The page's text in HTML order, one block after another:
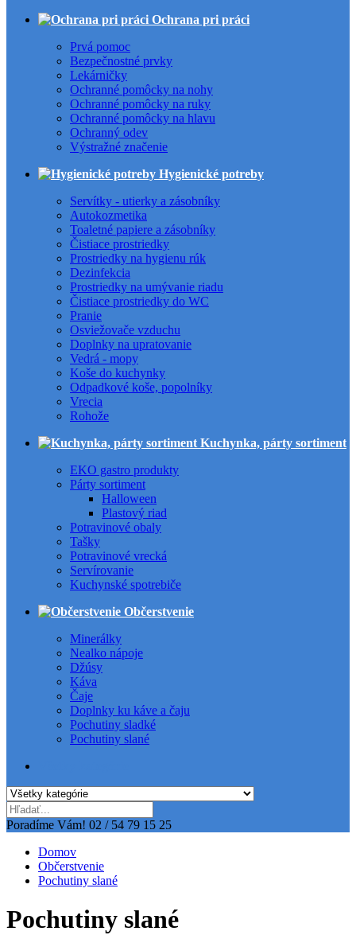
Ochrana pri práci
Prvá pomoc
Bezpečnostné prvky
Lekárničky
Ochranné pomôcky na nohy
Ochranné pomôcky na ruky
Ochranné pomôcky na hlavu
Ochranný odev
Výstražné značenie
Hygienické potreby
Servítky - utierky a zásobníky
Autokozmetika
Toaletné papiere a zásobníky
Čistiace prostriedky
Prostriedky na hygienu rúk
Dezinfekcia
Prostriedky na umývanie riadu
Čistiace prostriedky do WC
Pranie
Osviežovače vzduchu
Doplnky na upratovanie
Vedrá - mopy
Koše do kuchynky
Odpadkové koše, popolníky
Vrecia
Rohože
Kuchynka, párty sortiment
EKO gastro produkty
Párty sortiment
Halloween
Plastový riad
Potravinové obaly
Tašky
Potravinové vrecká
Servírovanie
Kuchynské spotrebiče
Občerstvenie
Minerálky
Nealko nápoje
Džúsy
Káva
Čaje
Doplnky ku káve a čaju
Pochutiny sladké
Pochutiny slané
Poradíme Vám! 02 / 54 79 15 25
Domov
Občerstvenie
Pochutiny slané
Pochutiny slané